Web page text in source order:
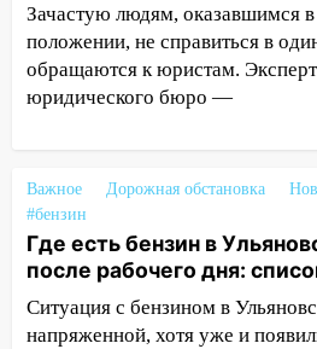
18:20 В Ульяновской
года благоустроят 20
17:27 В Ульяновской
сирот получили жильё
экватор: в Ульяновской
обновили половину
16:31 В Ульяновской
капитально
многоквартирный дом
Зачастую людям, оказавшимся в
положении, не справиться в
обращаются к юристам.
юридического бюро —
Важное Дорожная обстановка
#бензин
Где есть бензин в
после рабочего дня:
Ситуация с бензином в
напряженной, хотя уже и